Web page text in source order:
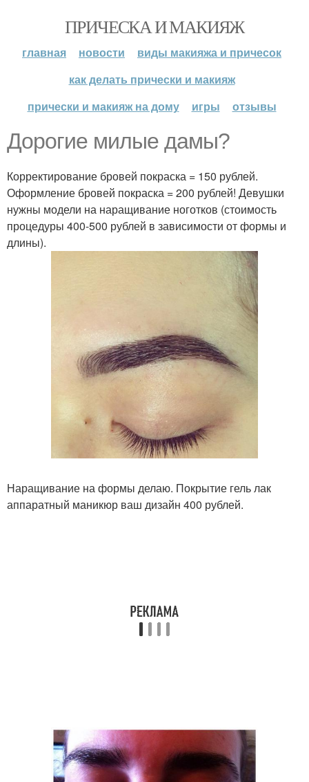
ПРИЧЕСКА И МАКИЯЖ
главная новости
виды макияжа и причесок
как делать прически и макияж
прически и макияж на дому
игры отзывы
Дорогие милые дамы?
Корректирование бровей покраска = 150 рублей.
Оформление бровей покраска = 200 рублей! Девушки
нужны модели на наращивание ноготков (стоимость
процедуры 400-500 рублей в зависимости от формы и
длины).
Наращивание на формы делаю. Покрытие гель лак
аппаратный маникюр ваш дизайн 400 рублей.